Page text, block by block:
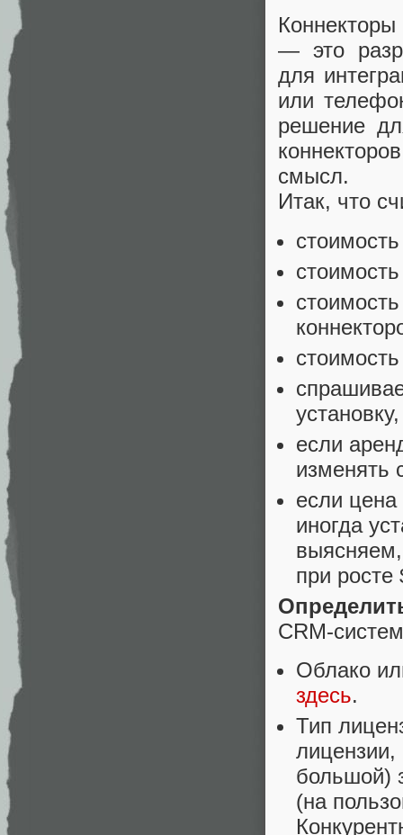
— это
для
или
решение
смысл.
Итак, что
если
изменять
если цена
иногда
при росте
CRM-
Облако
здесь.
Тип
лицензии,
большой)
(на